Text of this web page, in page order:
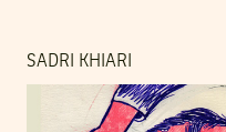
SADRI KHIARI